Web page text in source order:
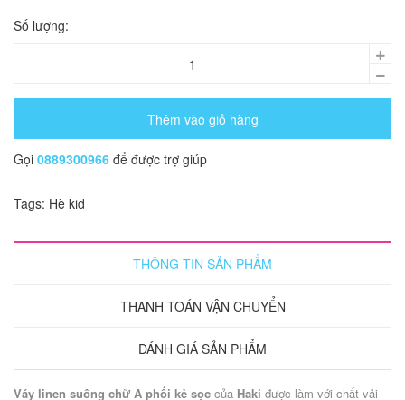
Số lượng:
Thêm vào giỏ hàng
Gọi 0889300966 để được trợ giúp
Tags: Hè kid
THÔNG TIN SẢN PHẨM
THANH TOÁN VẬN CHUYỂN
ĐÁNH GIÁ SẢN PHẨM
Váy linen suông chữ A phối kẻ sọc của Haki được làm với chất vải